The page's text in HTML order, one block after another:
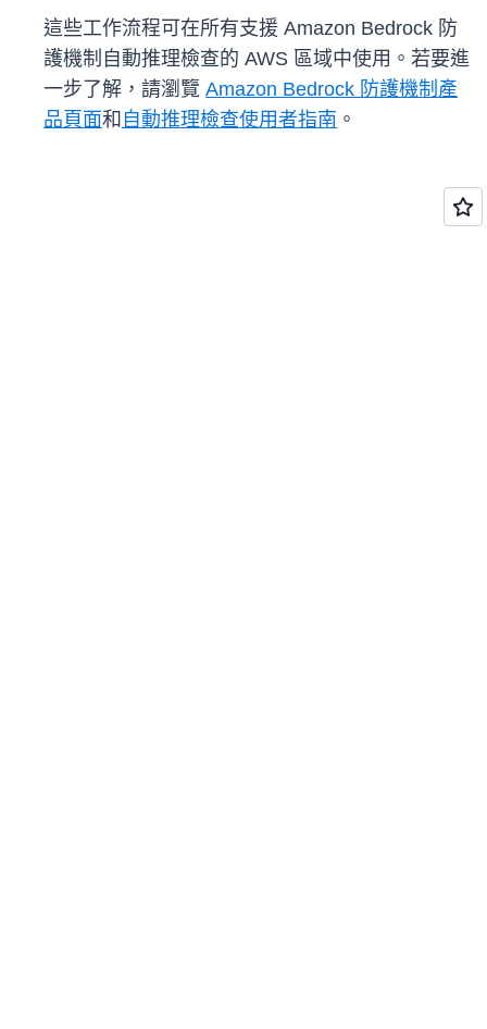
這些工作流程可在所有支援 Amazon Bedrock 防
護機制自動推理檢查的 AWS 區域中使用。若要進
一步了解，請瀏覽 Amazon Bedrock 防護機制產
品頁面和 自動推理檢查使用者指南 。